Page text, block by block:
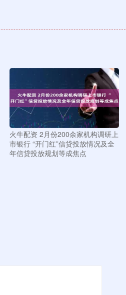
火牛配资 2月份200余家机构调研上
市银行 “开门红”信贷投放情况及全
年信贷投放规划等成焦点